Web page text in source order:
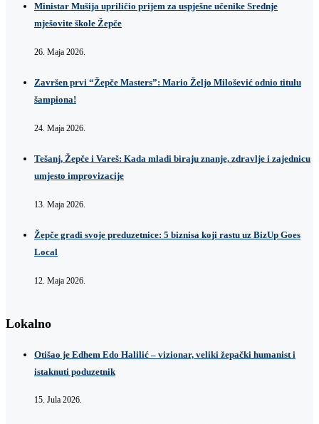
Ministar Mušija upriličio prijem za uspješne učenike Srednje
mješovite škole Žepče
26. Maja 2026.
Završen prvi “Žepče Masters”: Mario Željo Milošević odnio titulu
šampiona!
24. Maja 2026.
Tešanj, Žepče i Vareš: Kada mladi biraju znanje, zdravlje i zajednicu
umjesto improvizacije
13. Maja 2026.
Žepče gradi svoje preduzetnice: 5 biznisa koji rastu uz BizUp Goes
Local
12. Maja 2026.
Lokalno
Otišao je Edhem Edo Halilić – vizionar, veliki žepački humanist i
istaknuti poduzetnik
15. Jula 2026.